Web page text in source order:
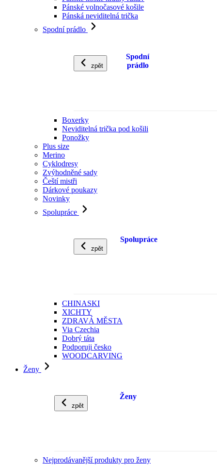
Pánské volnočasové košile
Pánská neviditelná trička
Spodní prádlo
zpět
Spodní
prádlo
Boxerky
Neviditelná trička pod košili
Ponožky
Plus size
Merino
Cyklodresy
Zvýhodněné sady
Čeští mistři
Dárkové poukazy
Novinky
Spolupráce
zpět
Spolupráce
CHINASKI
XICHTY
ZDRAVÁ MĚSTA
Via Czechia
Dobrý táta
Podporuji česko
WOODCARVING
Ženy
zpět
Ženy
Nejprodávanější produkty pro ženy